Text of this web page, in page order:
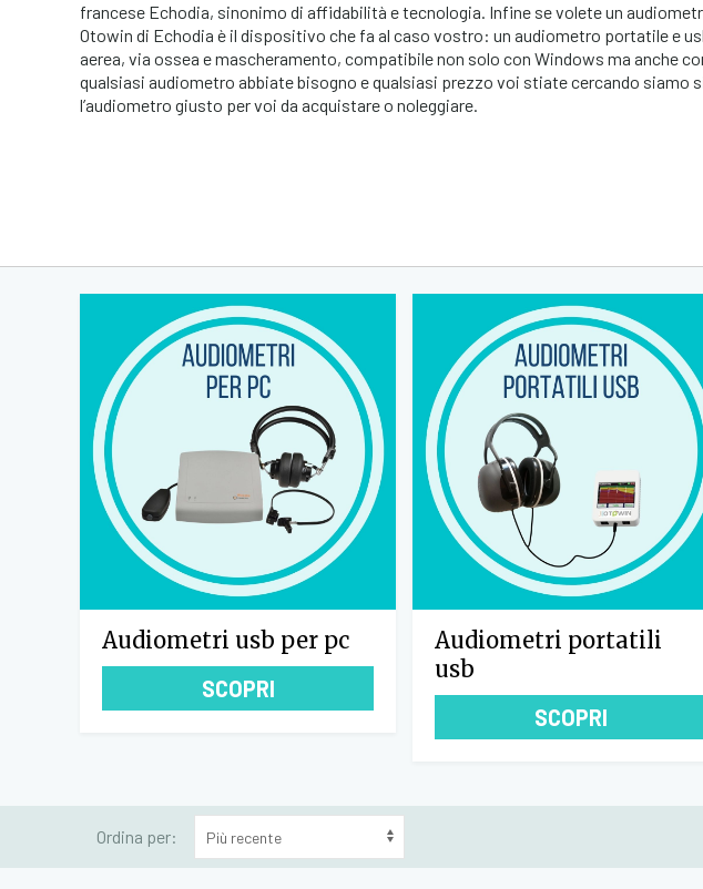
francese Echodia, sinonimo di affidabilità e tecnologia. Infine se volete un
Otowin di Echodia è il dispositivo che fa al caso vostro: un audiometro portatile e
aerea, via ossea e mascheramento, compatibile non solo con Windows ma anche
qualsiasi audiometro abbiate bisogno e qualsiasi prezzo voi stiate cercando siamo
l’audiometro giusto per voi da acquistare o noleggiare.
Audiometri usb per pc
SCOPRI
Audiometri portatili
usb
SCOPRI
Ordina per: